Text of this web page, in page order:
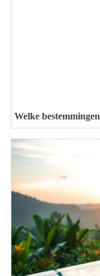
Welke